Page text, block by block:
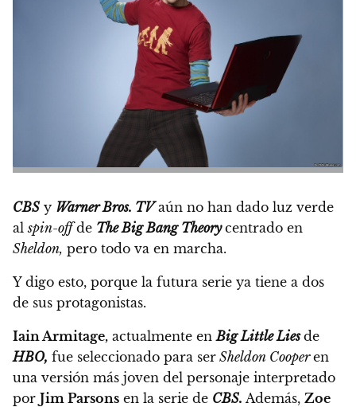
CBS y Warner Bros. TVaún no han dado luz verde
alspin-offde The Big Bang Theory centrado en
Sheldon, pero todo va en marcha.
Y digo esto, porque la futura serie ya tiene a dos
de sus protagonistas.
Iain Armitage, actualmente enBig Little Lies de
HBO, fue seleccionado para ser Sheldon Cooperen
una versión más joven del personaje interpretado
por Jim Parsons en la serie de CBS. Además, Zoe